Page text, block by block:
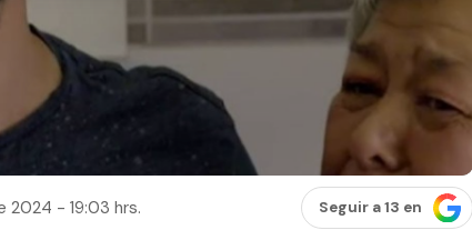
2024 - 19:03 hrs. Seguir a 13 en